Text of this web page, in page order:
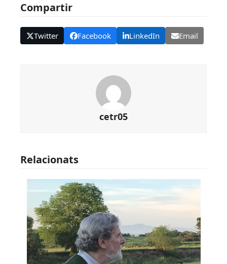
Compartir
Twitter Facebook LinkedIn Email
cetr05
Relacionats